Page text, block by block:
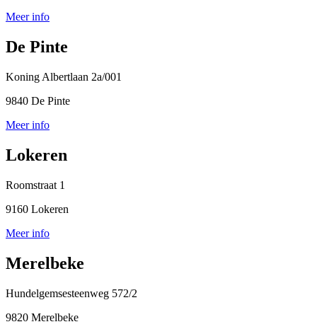
Meer info
De Pinte
Koning Albertlaan 2a/001
9840 De Pinte
Meer info
Lokeren
Roomstraat 1
9160 Lokeren
Meer info
Merelbeke
Hundelgemsesteenweg 572/2
9820 Merelbeke